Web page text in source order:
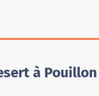
à Pouillon